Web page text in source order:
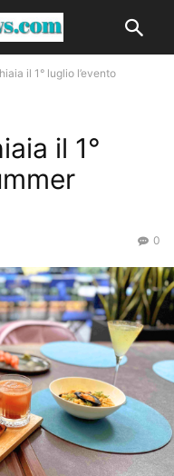
il 1° luglio l’evento
il 1°
0